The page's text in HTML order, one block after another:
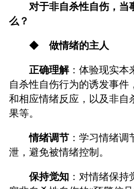
对于非自杀性自伤，当
么？
◆ 做情绪的主人
正确理解：体验现实本
自杀性自伤行为的诱发事件
和相应情绪反应，以及非自
果等。
情绪调节 ：学习情绪
泄，避免被情绪控制。
保持觉知 ：对情绪保